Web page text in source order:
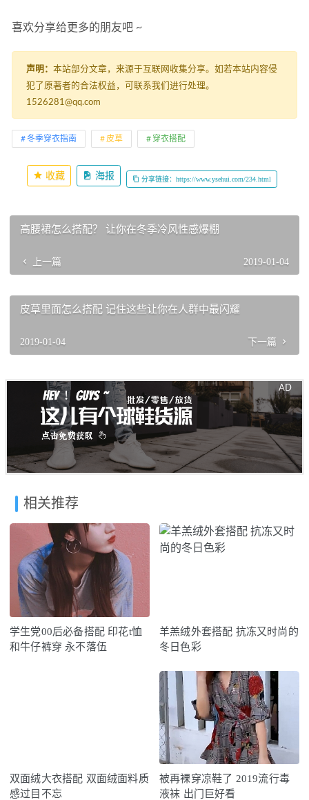
喜欢分享给更多的朋友吧 ~
声明： 本站部分文章，来源于互联网收集分享。如若本站内容侵
犯了原著者的合法权益，可联系我们进行处理。
1526281@qq.com
冬季穿衣指南 皮草 穿衣搭配
收藏 海报 分享链接：https://www.ysehui.com/234.html
高腰裙怎么搭配？ 让你在冬季冷风性感爆棚
上一篇 2019-01-04
皮草里面怎么搭配 记住这些让你在人群中最闪耀
2019-01-04 下一篇
相关推荐
学生党00后必备搭配 印花t恤
和牛仔裤穿 永不落伍
羊羔绒外套搭配 抗冻又时尚的
冬日色彩
双面绒大衣搭配 双面绒面料质
感过目不忘
被再裸穿凉鞋了 2019流行毒
液袜 出门巨好看